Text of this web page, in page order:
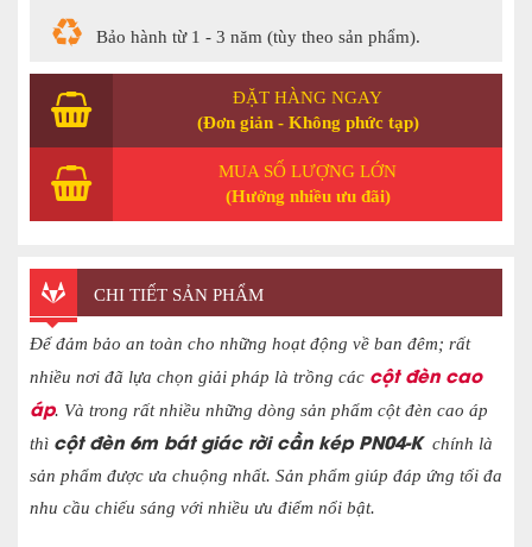
Bảo hành từ 1 - 3 năm (tùy theo sản phẩm).
ĐẶT HÀNG NGAY
(Đơn giản - Không phức tạp)
MUA SỐ LƯỢNG LỚN
(Hưởng nhiều ưu đãi)
CHI TIẾT SẢN PHẨM
Để đảm bảo an toàn cho những hoạt động về ban đêm; rất
nhiều nơi đã lựa chọn giải pháp là trồng các cột đèn cao
áp. Và trong rất nhiều những dòng sản phẩm cột đèn cao áp
thì cột đèn 6m bát giác rời cần kép PN04-K chính là
sản phẩm được ưa chuộng nhất. Sản phẩm giúp đáp ứng tối đa
nhu cầu chiếu sáng với nhiều ưu điểm nổi bật.